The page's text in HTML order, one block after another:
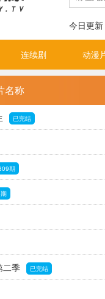
今日更新
连续剧 动漫
名称
已完结
期
二季 已完结